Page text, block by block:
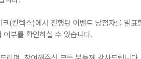
(킨텍스)에서 진행된 이벤트 당첨자를 발표
여부를 확인하실 수 있습니다.